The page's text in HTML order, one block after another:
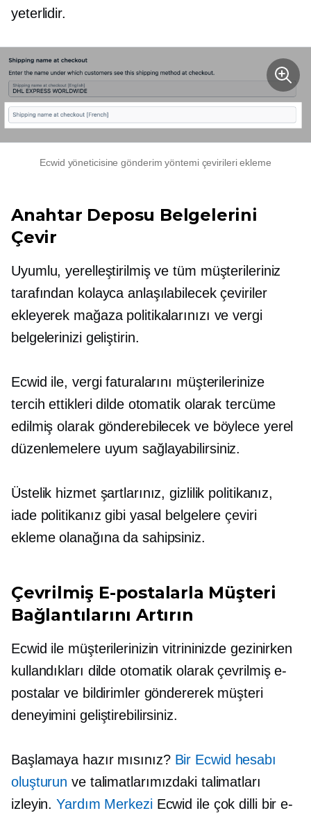
yeterlidir.
Ecwid yöneticisine gönderim yöntemi çevirileri ekleme
Anahtar Deposu Belgelerini
Çevir
Uyumlu, yerelleştirilmiş ve tüm müşterileriniz
tarafından kolayca anlaşılabilecek çeviriler
ekleyerek mağaza politikalarınızı ve vergi
belgelerinizi geliştirin.
Ecwid ile, vergi faturalarını müşterilerinize
tercih ettikleri dilde otomatik olarak tercüme
edilmiş olarak gönderebilecek ve böylece yerel
düzenlemelere uyum sağlayabilirsiniz.
Üstelik hizmet şartlarınız, gizlilik politikanız,
iade politikanız gibi yasal belgelere çeviri
ekleme olanağına da sahipsiniz.
Çevrilmiş E-postalarla Müşteri
Bağlantılarını Artırın
Ecwid ile müşterilerinizin vitrininizde gezinirken
kullandıkları dilde otomatik olarak çevrilmiş e-
postalar ve bildirimler göndererek müşteri
deneyimini geliştirebilirsiniz.
Başlamaya hazır mısınız? Bir Ecwid hesabı
oluşturun ve talimatlarımızdaki talimatları
izleyin.Yardım MerkeziEcwid ile çok dilli bir e-